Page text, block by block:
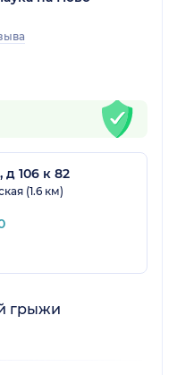
д 106 к 82
(1.6 км)
грыжи